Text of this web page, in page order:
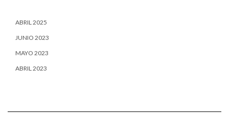
ABRIL 2025
JUNIO 2023
MAYO 2023
ABRIL 2023